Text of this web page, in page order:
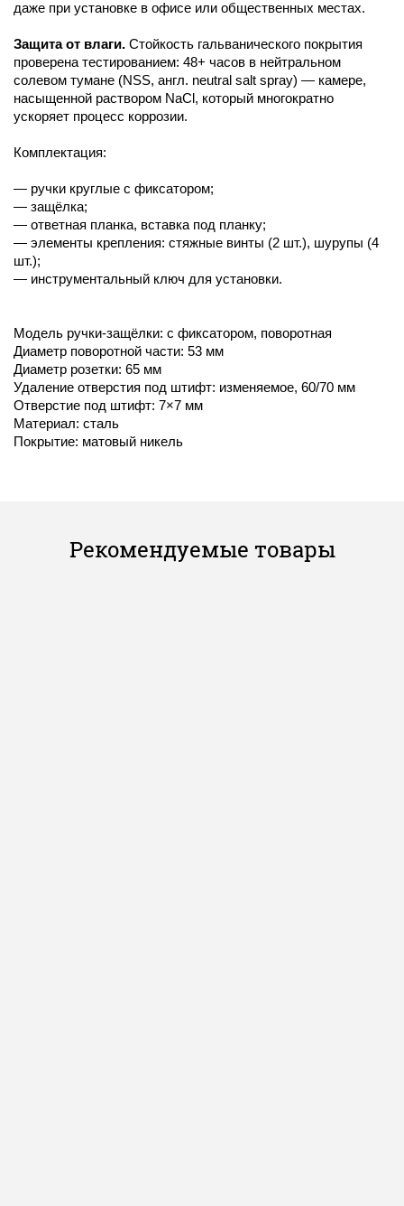
даже при установке в офисе или общественных местах.
Защита от влаги. Стойкость гальванического покрытия
проверена тестированием: 48+ часов в нейтральном
солевом тумане (NSS, англ. neutral salt spray) — камере,
насыщенной раствором NaCl, который многократно
ускоряет процесс коррозии.
Комплектация:
— ручки круглые с фиксатором;
— защёлка;
— ответная планка, вставка под планку;
— элементы крепления: стяжные винты (2 шт.), шурупы (4
шт.);
— инструментальный ключ для установки.
Модель ручки-защёлки: с фиксатором, поворотная
Диаметр поворотной части: 53 мм
Диаметр розетки: 65 мм
Удаление отверстия под штифт: изменяемое, 60/70 мм
Отверстие под штифт: 7×7 мм
Материал: сталь
Покрытие: матовый никель
Рекомендуемые товары